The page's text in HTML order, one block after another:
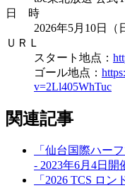
日 時
2026年5月10日（
ＵＲＬ
スタート地点：
ゴール地点：
v=2Ll405WhTuc
関連記事
「仙台国際ハー
- 2023年6月4日開
「2026 TCS ロ